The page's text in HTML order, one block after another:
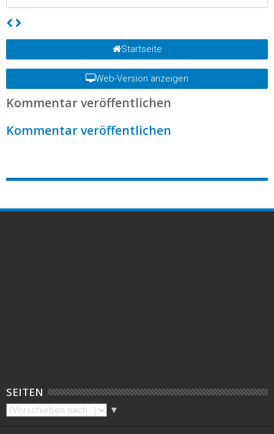
Startseite
Web-Version anzeigen
Kommentar veröffentlichen
Kommentar veröffentlichen
SEITEN
▼